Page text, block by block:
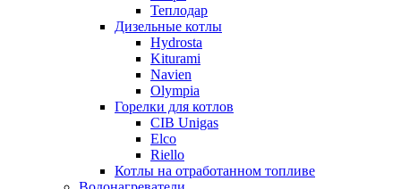
Теплодар
Дизельные котлы
Hydrosta
Kiturami
Navien
Olympia
Горелки для котлов
CIB Unigas
Elco
Riello
Котлы на отработанном топливе